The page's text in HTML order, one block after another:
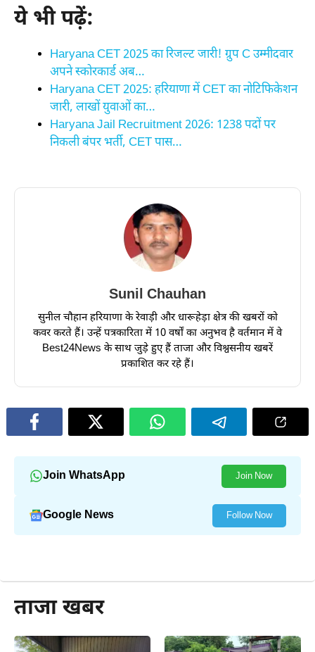
ये भी पढ़ें:
Haryana CET 2025 का रिजल्ट जारी! ग्रुप C उम्मीदवार
अपने स्कोरकार्ड अब…
Haryana CET 2025: हरियाणा में CET का नोटिफिकेशन
जारी, लाखों युवाओं का…
Haryana Jail Recruitment 2026: 1238 पदों पर
निकली बंपर भर्ती, CET पास…
Sunil Chauhan
सुनील चौहान हरियाणा के रेवाड़ी और धारूहेड़ा क्षेत्र की खबरों को
कवर करते हैं। उन्हें पत्रकारिता में 10 वर्षों का अनुभव है वर्तमान में वे
Best24News के साथ जुड़े हुए हैं ताजा और विश्वसनीय खबरें
प्रकाशित कर रहे हैं।
Join WhatsApp Join Now
Google News Follow Now
ताजा खबर